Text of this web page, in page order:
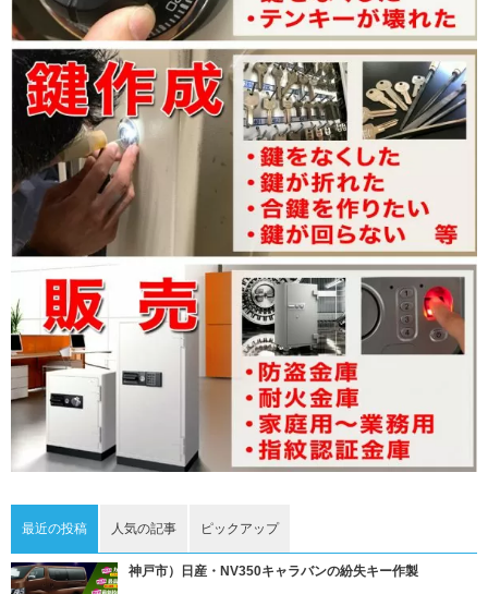
最近の投稿 人気の記事 ピックアップ
神戸市）日産・NV350キャラバンの紛失キー作製